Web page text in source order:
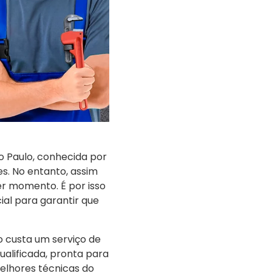
Paulo, conhecida por
No entanto, assim
momento. É por isso
para garantir que
custa um serviço de
pronta para
técnicas do